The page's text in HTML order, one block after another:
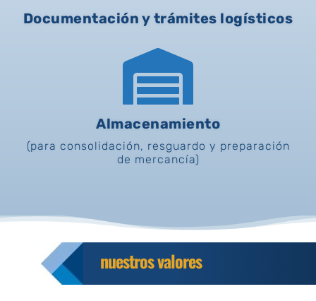
Documentación y trámites logísticos

Almacenamiento
(para consolidación, resguardo y preparación
de mercancía)
nuestros valores